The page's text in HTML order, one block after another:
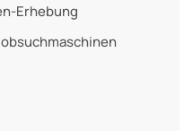
Erhebung